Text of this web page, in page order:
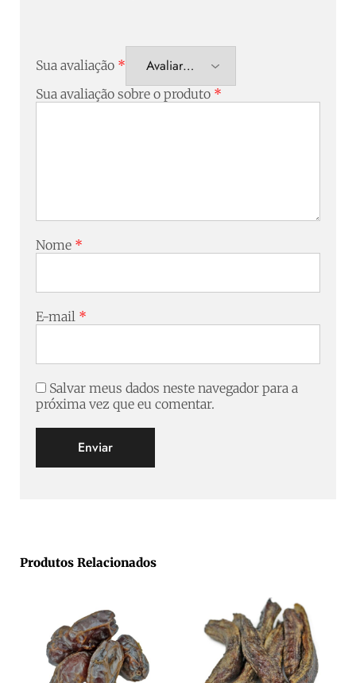
Sua avaliação *
Sua avaliação sobre o produto *
Nome *
E-mail *
Salvar meus dados neste navegador para a
próxima vez que eu comentar.
Produtos Relacionados